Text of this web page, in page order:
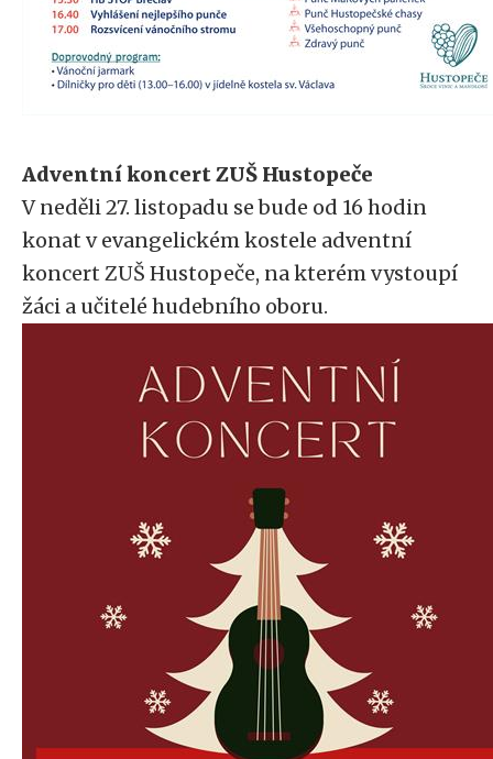
Adventní koncert ZUŠ Hustopeče
V neděli 27. listopadu se bude od 16 hodin
konat v evangelickém kostele adventní
koncert ZUŠ Hustopeče, na kterém vystoupí
žáci a učitelé hudebního oboru.